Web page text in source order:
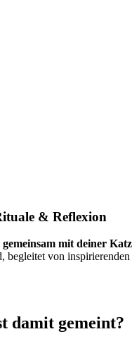
& Reflexion
mit deiner
begleitet von
damit gemeint?